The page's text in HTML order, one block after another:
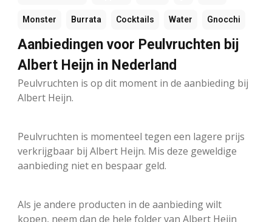
Monster Burrata Cocktails Water Gnocchi
Aanbiedingen voor Peulvruchten bij
Albert Heijn in Nederland
Peulvruchten is op dit moment in de aanbieding bij
Albert Heijn.
Peulvruchten is momenteel tegen een lagere prijs
verkrijgbaar bij Albert Heijn. Mis deze geweldige
aanbieding niet en bespaar geld.
Als je andere producten in de aanbieding wilt
kopen, neem dan de hele folder van Albert Heijn